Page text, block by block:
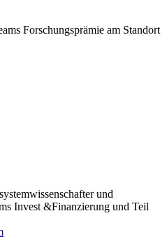
Forschungsprämie am Standort
und
Invest &Finanzierung und Teil